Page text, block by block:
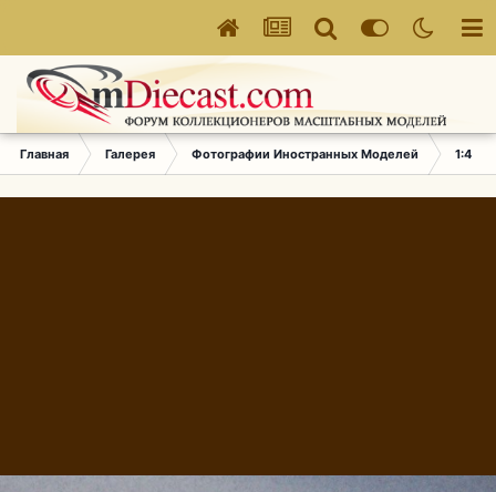
Главная Галерея Фотографии Иностранных Моделей 1:43